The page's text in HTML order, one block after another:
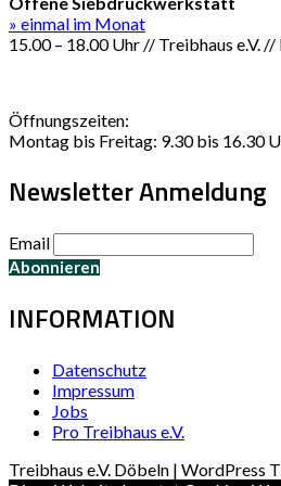
» einmal im Monat
15.00 – 18.00 Uhr // Treibhaus e.V.
Öffnungszeiten:
Montag bis Freitag: 9.30 bis 16.30
Newsletter Anmeldung
Email
INFORMATION
Datenschutz
Impressum
Jobs
Pro Treibhaus e.V.
Treibhaus e.V. Döbeln | WordPress